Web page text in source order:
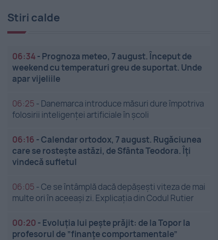
Stiri calde
06:34- Prognoza meteo, 7 august. Început de
weekend cu temperaturi greu de suportat. Unde
apar vijeliile
06:25 - Danemarca introduce măsuri dure împotriva
folosirii inteligenței artificiale în școli
06:16 -Calendar ortodox, 7 august. Rugăciunea
care se rostește astăzi, de Sfânta Teodora. Îți
vindecă sufletul
06:05 -Ce se întâmplă dacă depășești viteza de mai
multe ori în aceeași zi. Explicația din Codul Rutier
00:20 - Evoluția lui pește prăjit: de la Topor la
profesorul de ”finanțe comportamentale”